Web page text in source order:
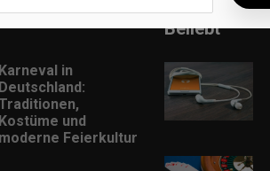
Karneval in
Deutschland:
Kostüme und
moderne Feierkultur
Beliebt